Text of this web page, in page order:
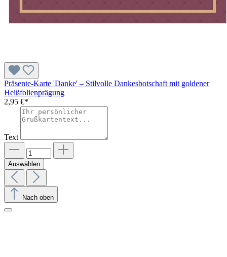
Präsente-Karte 'Danke' – Stilvolle Dankesbotschaft mit goldener
Heißfolienprägung
2,95 €*
Text
Auswählen
Nach oben